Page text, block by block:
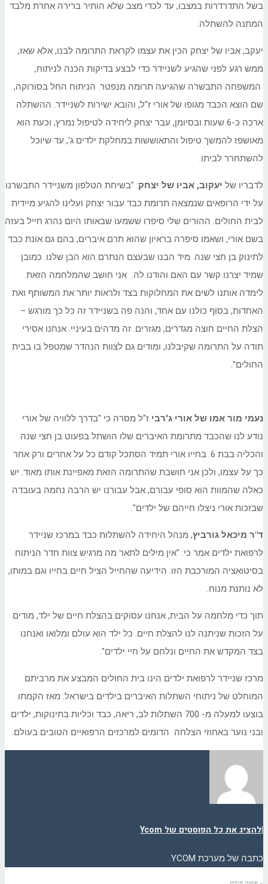
בשל התדרדרות במצבו, עד לכדי מצב שלא הותיר ברירה אחרת מלבד
המתנה להשתלה.
יעקב, אביו של יצחק הכין את עצמו לקראת התרומה לבנו, אלא שאז,
ממש רגע לפני שהגיע לשניידר כדי לבצע בדיקות הכנה לניתוח,
המשפחה התבשרה שהגיעה תרומה מנפטר. הניתוח החל בסורוקה,
שם הוצא הכבד מגופו של אורי ז"ל, והובא ישירות לשניידר. ההשתלה
ארכה כ-6 שעות ובסיומן, עבר יצחק ליחידה לטיפול נמרץ, וכעת הוא
מאושפז להמשך טיפול והתאוששות במחלקת ילדים ג', עד שיוכל
להשתחרר לביתו.
לדבריו של יעקוב, אביו של יצחק: "בשיחת הטלפון משניידר התבשרנו
על ידי הרופאים שנמצאה תרומת כבד עבור יצחק ועלינו להגיע מיידית
לבית החולים. ההורים שלי סיפרו ששמעו שבאותו היום נהרג חייל בעזה
בשם אורי, ושאמו סיפרה בראיון שהוא תרם איברים, בהם גם אונת כבד
לתינוק בן חצי שנה. מיד הבנו שבעצם הנתרם הוא הבן שלנו. כמובן
שמיד יצרנו קשר עם האם והודנו לה. אני חושב שהמלחמה הזאת
לימדה אותנו לשים את המחלוקות בצד ולראות יותר את המשותף ואת
האחדות, בסוף כולנו עם אחד, והנה פה בשניידר זה כל כך מורגש –
הצלת החיים חוצה מגדרים, מגזרים. זה מדהים בעיניי. אנחנו אסירי
תודה על התרומה שקיבלנו, ומודים גם לצוות הנהדר שמטפל בו בבית
החולים".
נעמי מור אמו של אורי ג'רבי ז"ל מסרה כי "בדרך ללוויה של אורי
נודע לנו שהכבד מתרומת האיברים שלו הושתל בפעוט בן חצי שנה
והכליה בבת 6. בחייו אורי תמיד הסתכל קודם כל על אחרים ורק אחר
כך על עצמו, ולכן אני חושבת שהתרומה הזאת מאפיינת אותו מאוד. יש
כאלה שהמוות הוא סופי עבורם, אבל עבורנו יש הרבה נחמה בעובדה
שבזכות אורי ניצלו חייהם של ילדים".
ד"ר מיכאל גורביץ, מנהל היחידה להשתלות כבד במרכז שניידר
לרפואת ילדים אמר כי: "אין מילים לתאר מה מרגיש צוות חדר הניתוח
בסיטואציה המורכבת הזו. הידיעה שהחייל הציל חיים בחייו וגם במותו,
לא נותנת מנוח.
תוך כדי מלחמה על הבית, אנחנו עסוקים בהצלת חיים של ילד, מודים
על הזכות שניתנה לנו להצלת חיים. כל ילד הוא עולם ומלואו ואנחנו
בצד המקדש את החיים ונלחם על חיי ילדים".
מרכז שניידר לרפואת ילדים הינו בית החולים המבצע את מרביתם
המוחלט של ניתוחי השתלות האיברים בילדים בישראל. מאז הקמתו
בוצעו למעלה מ- 700 השתלות לב, ריאה, כבד וכליות בתינוקות, ילדים
ובני נוער באחוזי הצלחה הדומים למרכזים הרפואיים הטובים בעולם.
|להציג את כל הפוסטים של Ycom
כתבה של מערכת YCOM.